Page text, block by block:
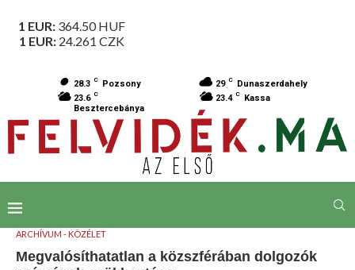
1 EUR: 364.50HUF
1 EUR: 24.261 CZK
28.3 C Pozsony 29 C
Dunaszerdahely
23.6 C
Besztercebánya
23.4 C Kassa
ARCHÍVUM - KÖZÉLET
Megvalósíthatatlan a közszférában dolgozók